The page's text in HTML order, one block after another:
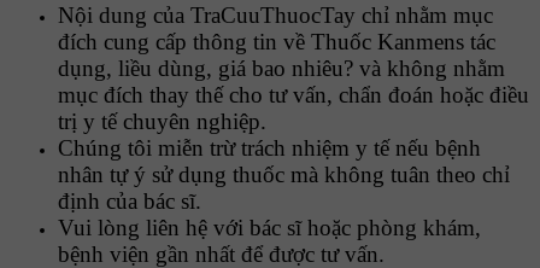
Nội dung của TraCuuThuocTay chỉ nhằm mục
đích cung cấp thông tin về Thuốc Kanmens tác
dụng, liều dùng, giá bao nhiêu? và không nhằm
mục đích thay thế cho tư vấn, chẩn đoán hoặc điều
trị y tế chuyên nghiệp.
Chúng tôi miễn trừ trách nhiệm y tế nếu bệnh
nhân tự ý sử dụng thuốc mà không tuân theo chỉ
định của bác sĩ.
Vui lòng liên hệ với bác sĩ hoặc phòng khám,
bệnh viện gần nhất để được tư vấn.